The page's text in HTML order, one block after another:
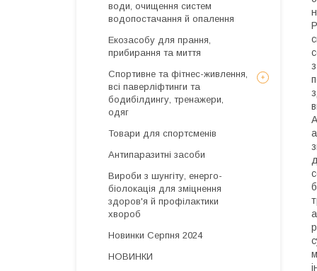
води, очищення систем
водопостачання й опалення
Екозасобу для прання,
прибирання та миття
Спортивне та фітнес-живлення,
всі паверліфтинги та
бодибілдингу, тренажери,
одяг
Товари для спортсменів
Антипаразитні засоби
Вироби з шунгіту, енерго-
біолокація для зміцнення
здоров'я й профілактики
хвороб
Новинки Серпня 2024
НОВИНКИ